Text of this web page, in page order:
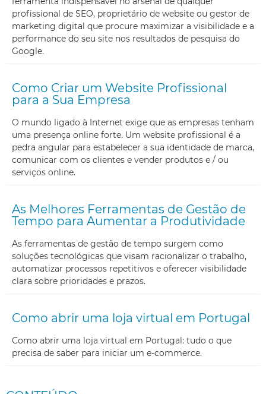
profissional de SEO, proprietário de website ou gestor de
marketing digital que procure maximizar a visibilidade e a
performance do seu site nos resultados de pesquisa do
Google.
Como Criar um Website Profissional
para a Sua Empresa
O mundo ligado à Internet exige que as empresas tenham
uma presença online forte. Um website profissional é a
pedra angular para estabelecer a sua identidade de marca,
comunicar com os clientes e vender produtos e / ou
serviços online.
As Melhores Ferramentas de Gestão de
Tempo para Aumentar a Produtividade
As ferramentas de gestão de tempo surgem como
soluções tecnológicas que visam racionalizar o trabalho,
automatizar processos repetitivos e oferecer visibilidade
clara sobre prioridades e prazos.
Como abrir uma loja virtual em Portugal
Como abrir uma loja virtual em Portugal: tudo o que
precisa de saber para iniciar um e-commerce.